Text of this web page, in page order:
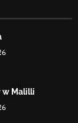
w Malilli